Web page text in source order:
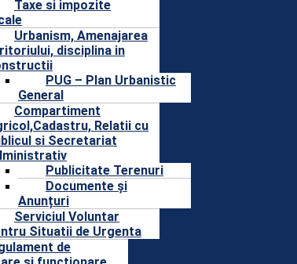
Taxe si impozite
Urbanism, Amenajarea
disciplina in
PUG – Plan Urbanistic
General
Compartiment
Relatii cu
si Secretariat
Publicitate Terenuri
Documente și
Anunțuri
Serviciul Voluntar
Situatii de Urgenta
de